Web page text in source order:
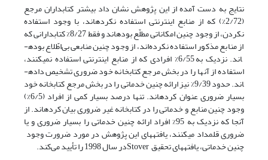
نتایج به دست آمده از این پژوهش نشان داد بیشتر کتابداران مرجع
(2/72%) که از منابع اینترنتی استفاده نکرده­اند، با وجود استفاده
نکردن، از وجود چنین امکاناتی مطلّع بوده­اند و فقط 8/27% کتابدارانی که
از منابع مذکور استفاده نکرده‌اند، از وجود چنین منابعی بی‌اطّلاع بوده­
اند. نزدیک به 6/55% افرادی که از منابع اینترنتی استفاده نمی­کنند،
استفاده از آنها را در بخش مرجع کتابخانه خود ضروری تشخیص داده­
اند. حدود 9/39% نیز ارائه چنین خدماتی را در بخش مرجع کتابخانه­ خود
بسیار ضروری عنوان کرده­اند. تنها درصد بسیار کمی از افراد (6/5%)
وجود چنین منابع و خدماتی را در کتابخانه غیر ضروری بیان کرده­اند. از
آنجا که نزدیک به 95% افراد ارائه چنین خدماتی را بسیار ضروری و یا
ضروری قلمداد می­کنند، یافته­های این پژوهش در مورد ضرورت وجود
چنین خدماتی، یافته­های تحقیق Stoverدر سال 1998 را تأیید می‌کند.